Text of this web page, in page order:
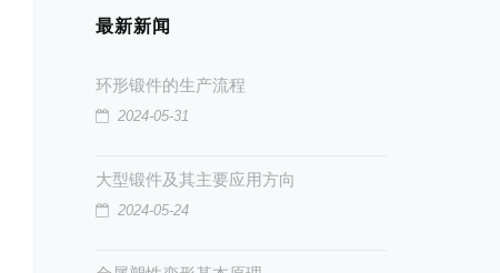
最新新闻
环形锻件的生产流程
2024-05-31
大型锻件及其主要应用方向
2024-05-24